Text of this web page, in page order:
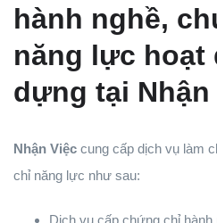
hành nghề,
năng lực hoạt
dựng tại Nhận
Nhận Việc cung cấp dịch vụ làm
chỉ năng lực như sau:
Dịch vụ cấp chứng chỉ hành